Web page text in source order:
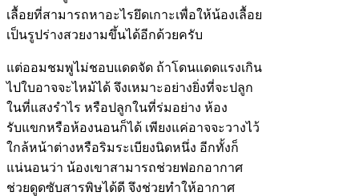
เลื้อยที่สามารถหาอะไรยึดเกาะเพื่อให้น้องเลื้อย
เป็นรูปร่างสวยงามขึ้นได้อีกด้วยครับ
แต่ออมชมพูไม่ชอบแดดจัด ถ้าโดนแดดแรงเกิน
ไปใบอาจจะไหม้ได้ จึงเหมาะอย่างยิ่งที่จะปลูก
ในที่แสงรำไร หรือปลูกในที่ร่มอย่าง ห้อง
รับแขกหรือห้องนอนก็ได้ เพียงแค่อาจจะวางไว้
ใกล้หน้าต่างหรือริมระเบียงนิดหนึ่ง อีกทั้งก็
แน่นอนว่า น้องเขาสามารถช่วยฟอกอากาศ
ช่วยดูดซับสารพิษได้ดี จึงช่วยทำให้อากาศ